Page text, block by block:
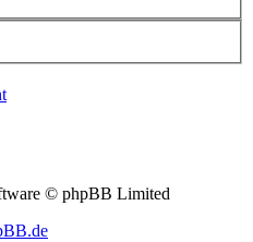
© phpBB Limited